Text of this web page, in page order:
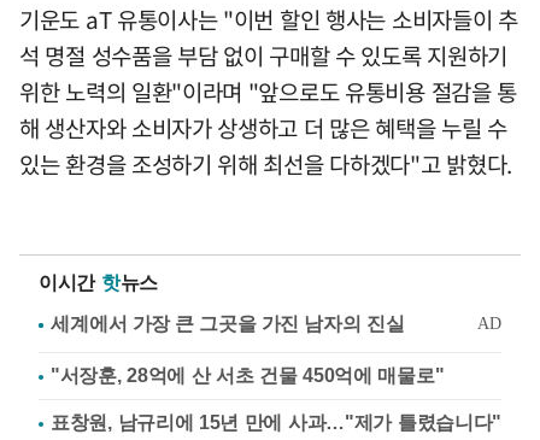
기운도 aT 유통이사는 "이번 할인 행사는 소비자들이 추
석 명절 성수품을 부담 없이 구매할 수 있도록 지원하기
위한 노력의 일환"이라며 "앞으로도 유통비용 절감을 통
해 생산자와 소비자가 상생하고 더 많은 혜택을 누릴 수
있는 환경을 조성하기 위해 최선을 다하겠다"고 밝혔다.
이시간 핫뉴스
"서장훈, 28억에 산 서초 건물 450억에 매물로"
표창원, 남규리에 15년 만에 사과…"제가 틀렸습니다"